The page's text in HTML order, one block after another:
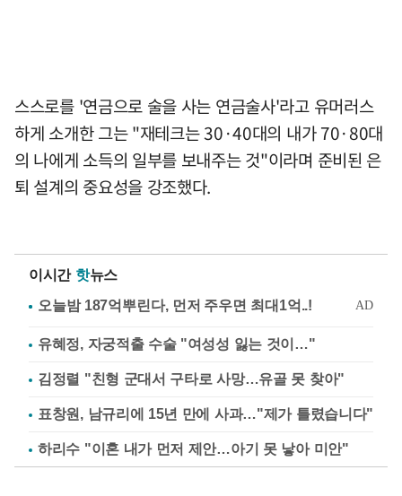
스스로를 '연금으로 술을 사는 연금술사'라고 유머러스
하게 소개한 그는 "재테크는 30·40대의 내가 70·80대
의 나에게 소득의 일부를 보내주는 것"이라며 준비된 은
퇴 설계의 중요성을 강조했다.
이시간 핫뉴스
유혜정, 자궁적출 수술 "여성성 잃는 것이…"
김정렬 "친형 군대서 구타로 사망…유골 못 찾아"
표창원, 남규리에 15년 만에 사과…"제가 틀렸습니다"
하리수 "이혼 내가 먼저 제안…아기 못 낳아 미안"